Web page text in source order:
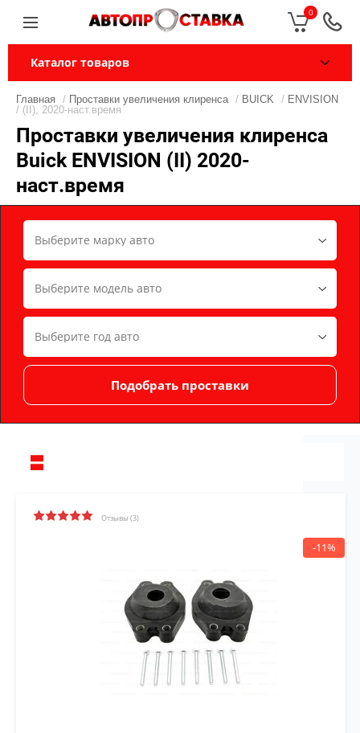
0
Каталог товаров
Главная / Проставки увеличения клиренса / BUICK / ENVISION
/ (II), 2020-наст.время
Проставки увеличения клиренса
Buick ENVISION (II) 2020-
наст.время
Отзывы (3)
-11%